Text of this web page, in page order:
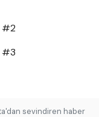
sevindiren haber